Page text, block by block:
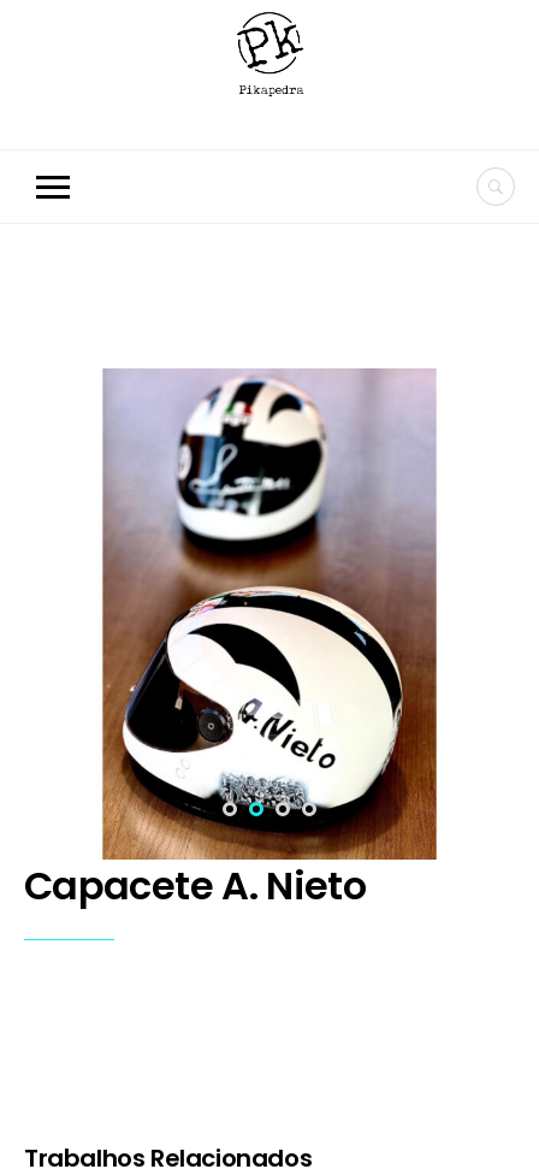
Capacete A. Nieto